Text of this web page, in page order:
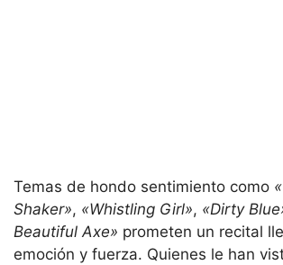
Temas de hondo sentimiento como
Shaker», «Whistling Girl», «Dirty
Beautiful Axe» prometen un recital
emoción y fuerza. Quienes le han